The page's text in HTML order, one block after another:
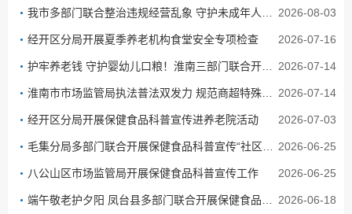
2026-08-03
经开区分局开展夏季养老机构食堂安全专项检查 2026-07-16
2026-07-14
2026-07-14
经开区分局开展保健食品科普宣传进养老院活动 2026-07-03
2026-06-25
八公山区市场监管局开展保健食品科普宣传工作 2026-06-25
2026-06-18